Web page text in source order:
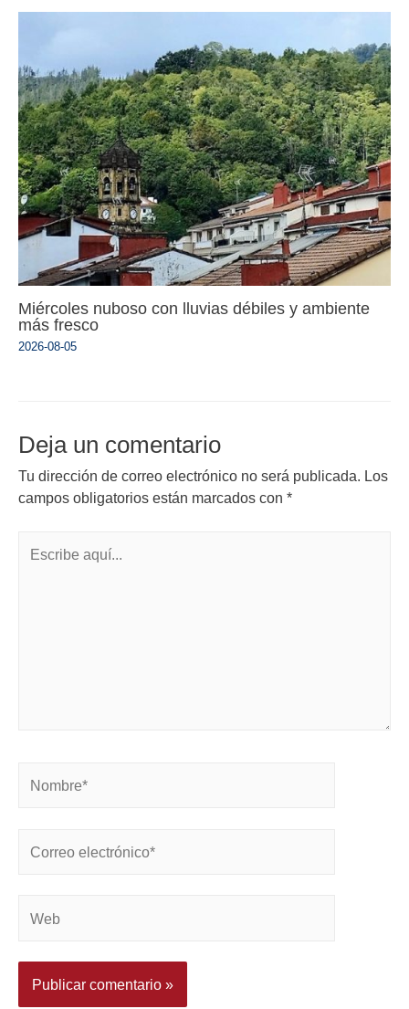
Miércoles nuboso con lluvias débiles y ambiente
más fresco
2026-08-05
Deja un comentario
Tu dirección de correo electrónico no será publicada. Los
campos obligatorios están marcados con *